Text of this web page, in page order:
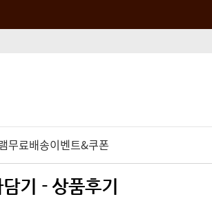
무료배송이벤트&쿠폰
기 - 상품후기